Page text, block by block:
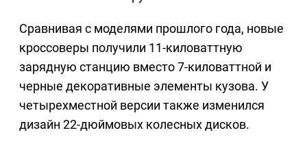
Сравнивая с моделями прошлого года, новые
кроссоверы получили 11-киловаттную
зарядную станцию вместо 7-киловаттной и
черные декоративные элементы кузова. У
четырехместной версии также изменился
дизайн 22-дюймовых колесных дисков.